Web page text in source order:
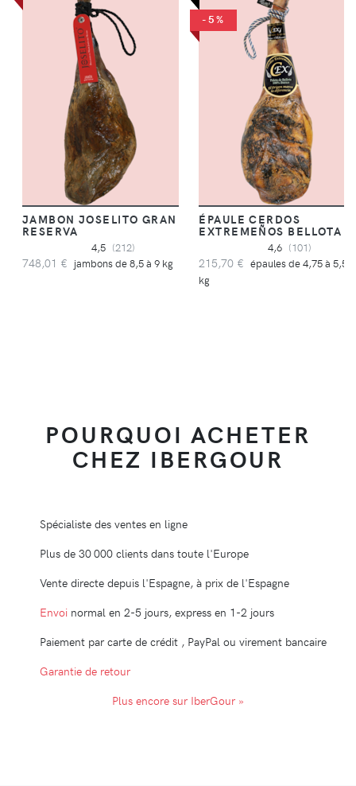
JAMBON JOSELITO GRAN
RESERVA
4,5 (212)
748,01 € jambons de 8,5 à 9 kg
-5%
ÉPAULE CERDOS
EXTREMEÑOS BELLOTA
4,6 (101)
215,70 € épaules de 4,75 à 5,5
kg
POURQUOI ACHETER
CHEZ IBERGOUR
Spécialiste des ventes en ligne
Plus de 30 000 clients dans toute l'Europe
Vente directe depuis l'Espagne, à prix de l'Espagne
Envoinormal en 2-5 jours, express en 1-2 jours
Paiement par carte de crédit , PayPal ou virement bancaire
Garantie de retour
Plus encore sur IberGour »